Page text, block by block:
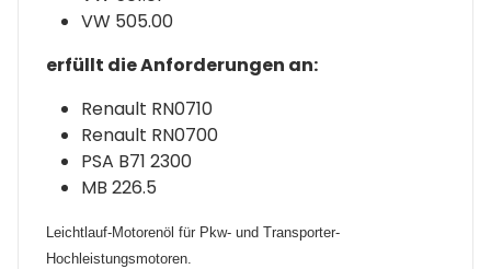
VW 505.00
erfüllt die Anforderungen an:
Renault RN0710
Renault RN0700
PSA B71 2300
MB 226.5
Leichtlauf-Motorenöl für Pkw- und Transporter-
Hochleistungsmotoren.